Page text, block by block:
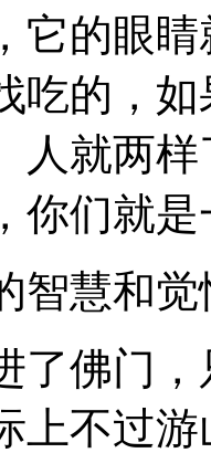
它的眼
吃的，
人就两
你们就
慧和觉
佛门，
上不过